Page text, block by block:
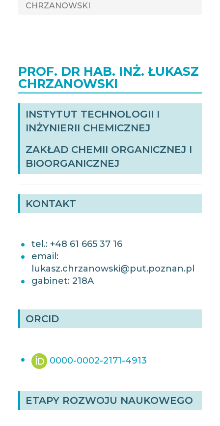
CHRZANOWSKI
PROF. DR HAB. INŻ. ŁUKASZ
CHRZANOWSKI
INSTYTUT TECHNOLOGII I
INŻYNIERII CHEMICZNEJ
ZAKŁAD CHEMII ORGANICZNEJ I
BIOORGANICZNEJ
KONTAKT
tel.: +48 61 665 37 16
email:
lukasz.chrzanowski@put.poznan.pl
gabinet: 218A
ORCID
0000-0002-2171-4913
ETAPY ROZWOJU NAUKOWEGO